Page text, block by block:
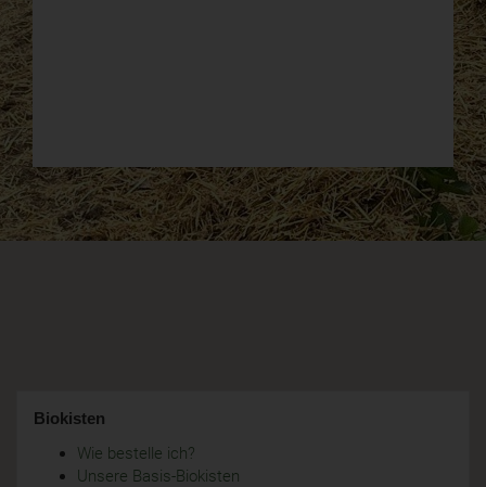
Biokisten
Wie bestelle ich?
Unsere Basis-Biokisten